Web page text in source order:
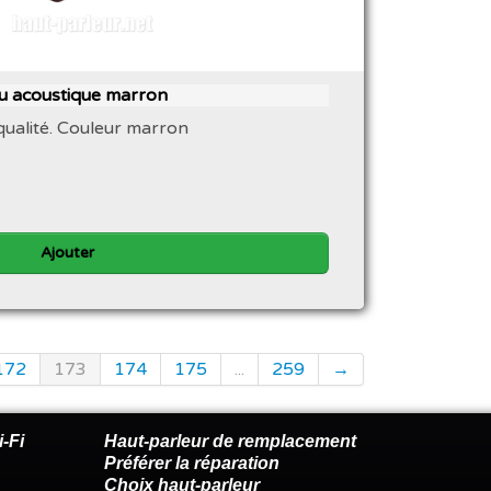
acoustique marron
Couleur marron
Ajouter
173 174 175 ... 259 →
Fi
Haut-parleur de remplacement
Préférer la réparation
Choix haut-parleur